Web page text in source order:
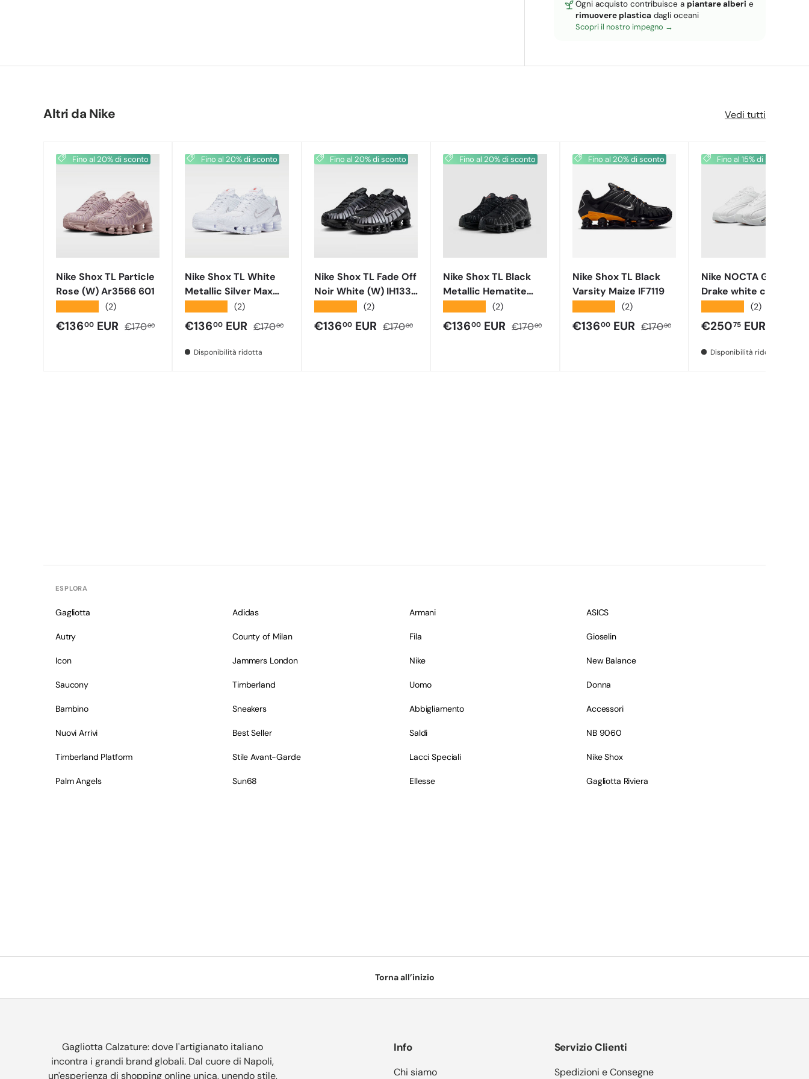
Ogni acquisto contribuisce a piantare alberi e
rimuovere plastica dagli oceani
Scopri il nostro impegno
Altri da Nike Vedi tutti
Fino al 20% di sconto
Nike Shox TL Particle
Rose (W) Ar3566 601
(2)
Prezzo di vendita
€13600 EUR Prezzo normale
€17000
Fino al 20% di sconto
Nike Shox TL White
Metallic Silver Max
Orange (W) Ar3566
100
(2)
Prezzo di vendita
€13600 EUR Prezzo normale
€17000
Disponibilità ridotta
Fino al 20% di sconto
Nike Shox TL Fade Off
Noir White (W) IH1336
(2)
Prezzo di vendita
€13600EUR Prezzo normale
€17000
Fino al 20% di sconto
Nike Shox TL Black
Metallic Hematite
AV3595 002
(2)
Prezzo di vendita
€13600 EUR Prezzo normale
€17000
Fino al 20% di sconto
Nike Shox TL Black
Varsity Maize IF7119
(2)
Prezzo di vendita
€13600EUR Prezzo normale
€17000
Fino al 15% di sconto
Nike NOCTA Glide
Drake white chrome
Dm0879 100
(2)
Prezzo di vendita
€25075EUR
Disponibilità ridotta
ESPLORA
Gagliotta Adidas Armani ASICS
Autry County of Milan Fila Gioselin
Icon Jammers London Nike New Balance
Saucony Timberland Uomo Donna
Bambino Sneakers Abbigliamento Accessori
Nuovi Arrivi Best Seller Saldi NB 9060
Timberland Platform Stile Avant-Garde Lacci Speciali Nike Shox
Palm Angels Sun68 Ellesse Gagliotta Riviera
Torna all’inizio
Gagliotta Calzature: dove l'artigianato italiano
incontra i grandi brand globali. Dal cuore di Napoli,
un'esperienza di shopping online unica, unendo stile,
Info
Chi siamo
Servizio Clienti
Spedizioni e Consegne